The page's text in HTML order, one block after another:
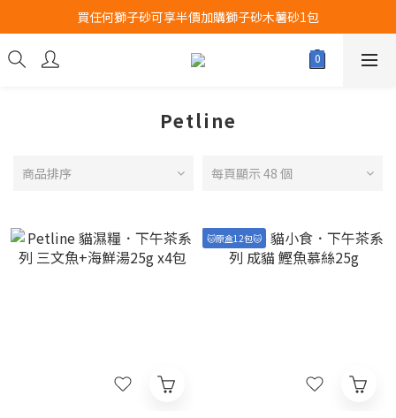
Airbuggy 全線現貨8折！立即點擊火速搶購
買任何獅子砂可享半價加購獅子砂木薯砂1包
Airbuggy 全線現貨8折！立即點擊火速搶購
Petline
商品排序 每頁顯示 48 個
🐱原盒12包🐱